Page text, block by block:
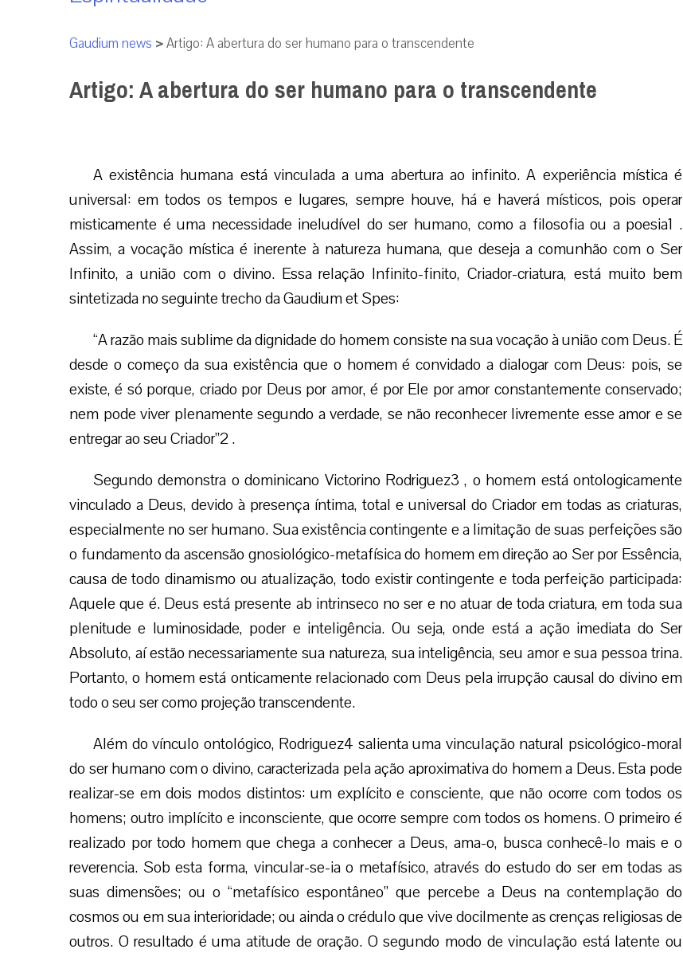
Gaudium news >Artigo: A abertura do ser humano para o transcendente
Artigo: A abertura do ser humano para o transcendente
A existência humana está vinculada a uma abertura ao infinito. A experiência mística é
universal: em todos os tempos e lugares, sempre houve, há e haverá místicos, pois operar
misticamente é uma necessidade ineludível do ser humano, como a filosofia ou a poesia1 .
Assim, a vocação mística é inerente à natureza humana, que deseja a comunhão com o Ser
Infinito, a união com o divino. Essa relação Infinito-finito, Criador-criatura, está muito bem
sintetizada no seguinte trecho da Gaudium et Spes:
“A razão mais sublime da dignidade do homem consiste na sua vocação à união com Deus. É
desde o começo da sua existência que o homem é convidado a dialogar com Deus: pois, se
existe, é só porque, criado por Deus por amor, é por Ele por amor constantemente conservado;
nem pode viver plenamente segundo a verdade, se não reconhecer livremente esse amor e se
entregar ao seu Criador”2 .
Segundo demonstra o dominicano Victorino Rodriguez3 , o homem está ontologicamente
vinculado a Deus, devido à presença íntima, total e universal do Criador em todas as criaturas,
especialmente no ser humano. Sua existência contingente e a limitação de suas perfeições são
o fundamento da ascensão gnosiológico-metafísica do homem em direção ao Ser por Essência,
causa de todo dinamismo ou atualização, todo existir contingente e toda perfeição participada:
Aquele que é. Deus está presente ab intrinseco no ser e no atuar de toda criatura, em toda sua
plenitude e luminosidade, poder e inteligência. Ou seja, onde está a ação imediata do Ser
Absoluto, aí estão necessariamente sua natureza, sua inteligência, seu amor e sua pessoa trina.
Portanto, o homem está onticamente relacionado com Deus pela irrupção causal do divino em
todo o seu ser como projeção transcendente.
Além do vínculo ontológico, Rodriguez4 salienta uma vinculação natural psicológico-moral
do ser humano com o divino, caracterizada pela ação aproximativa do homem a Deus. Esta pode
realizar-se em dois modos distintos: um explícito e consciente, que não ocorre com todos os
homens; outro implícito e inconsciente, que ocorre sempre com todos os homens. O primeiro é
realizado por todo homem que chega a conhecer a Deus, ama-o, busca conhecê-lo mais e o
reverencia. Sob esta forma, vincular-se-ia o metafísico, através do estudo do ser em todas as
suas dimensões; ou o “metafísico espontâneo” que percebe a Deus na contemplação do
cosmos ou em sua interioridade; ou ainda o crédulo que vive docilmente as crenças religiosas de
outros. O resultado é uma atitude de oração. O segundo modo de vinculação está latente ou